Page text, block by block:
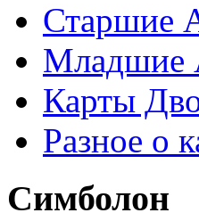
Старшие
Младшие
Карты
Разное о
Симболон